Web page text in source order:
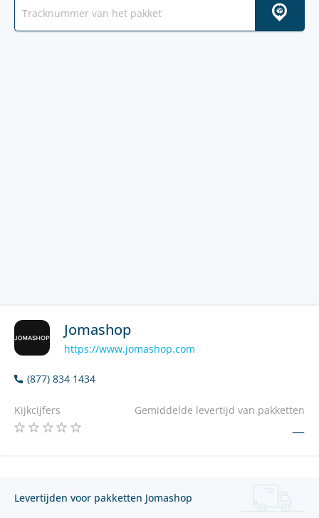
Jomashop
https://www.jomashop.com
(877) 834 1434
Kijkcijfers Gemiddelde levertijd van pakketten
—
Levertijden voor pakketten Jomashop